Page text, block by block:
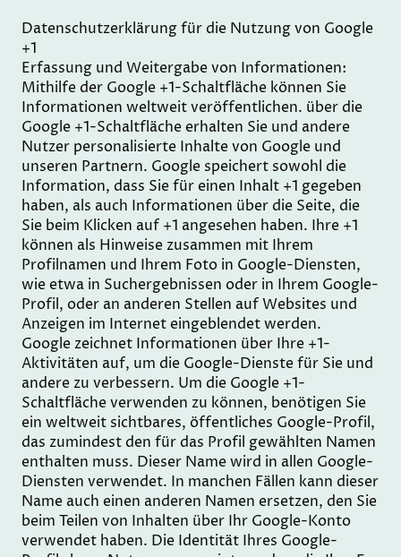
Datenschutzerklärung für die Nutzung von Google
+1
Erfassung und Weitergabe von Informationen:
Mithilfe der Google +1-Schaltfläche können Sie
Informationen weltweit veröffentlichen. über die
Google +1-Schaltfläche erhalten Sie und andere
Nutzer personalisierte Inhalte von Google und
unseren Partnern. Google speichert sowohl die
Information, dass Sie für einen Inhalt +1 gegeben
haben, als auch Informationen über die Seite, die
Sie beim Klicken auf +1 angesehen haben. Ihre +1
können als Hinweise zusammen mit Ihrem
Profilnamen und Ihrem Foto in Google-Diensten,
wie etwa in Suchergebnissen oder in Ihrem Google-
Profil, oder an anderen Stellen auf Websites und
Anzeigen im Internet eingeblendet werden.
Google zeichnet Informationen über Ihre +1-
Aktivitäten auf, um die Google-Dienste für Sie und
andere zu verbessern. Um die Google +1-
Schaltfläche verwenden zu können, benötigen Sie
ein weltweit sichtbares, öffentliches Google-Profil,
das zumindest den für das Profil gewählten Namen
enthalten muss. Dieser Name wird in allen Google-
Diensten verwendet. In manchen Fällen kann dieser
Name auch einen anderen Namen ersetzen, den Sie
beim Teilen von Inhalten über Ihr Google-Konto
verwendet haben. Die Identität Ihres Google-